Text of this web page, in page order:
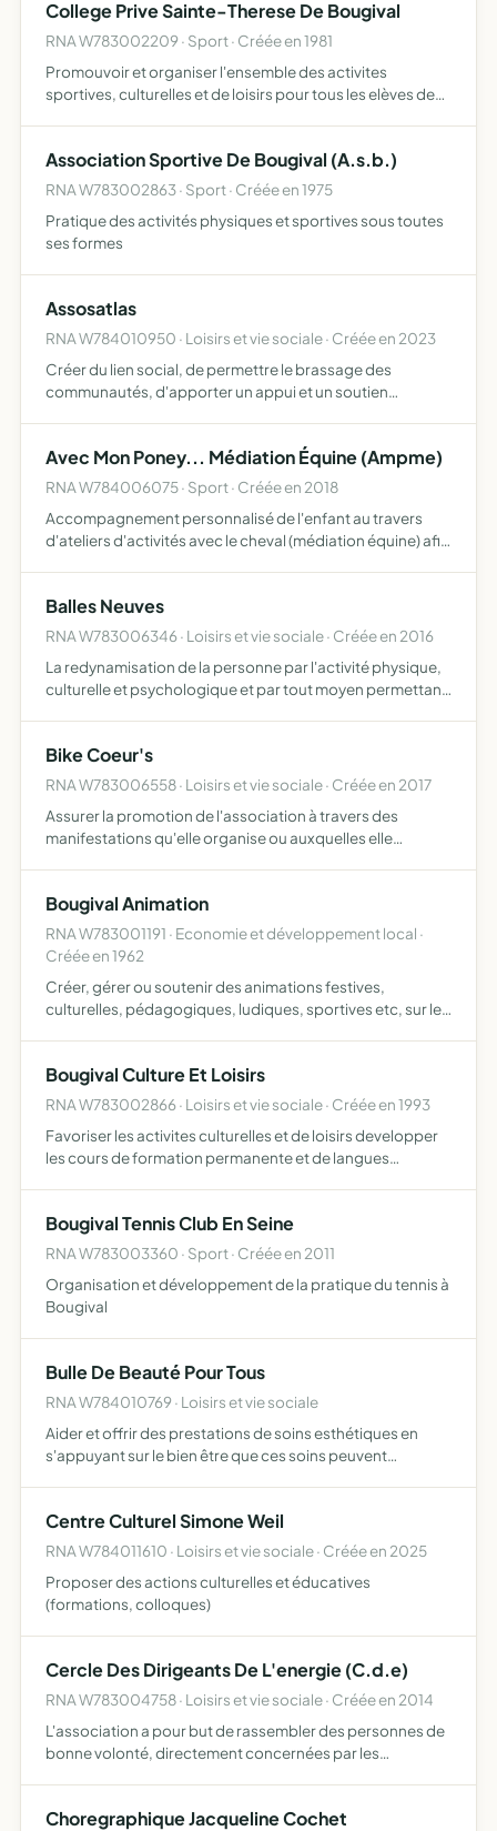
College Prive Sainte-Therese De Bougival
RNA W783002209 · Sport · Créée en 1981
Promouvoir et organiser l'ensemble des activites
sportives, culturelles et de loisirs pour tous les elèves de
Association Sportive De Bougival (A.s.b.)
RNA W783002863 · Sport · Créée en 1975
Pratique des activités physiques et sportives sous toutes
ses formes
Assosatlas
RNA W784010950 · Loisirs et vie sociale · Créée en 2023
Créer du lien social, de permettre le brassage des
communautés, d'apporter un appui et un soutien
de donner la possi…
Avec Mon Poney... Médiation Équine (Ampme)
RNA W784006075 · Sport · Créée en 2018
Accompagnement personnalisé de l'enfant au travers
d'ateliers d'activités avec le cheval (médiation équine) afin
Balles Neuves
RNA W783006346 · Loisirs et vie sociale · Créée en 2016
La redynamisation de la personne par l'activité physique,
culturelle et psychologique et par tout moyen permettant
pro…
Bike Coeur's
RNA W783006558 · Loisirs et vie sociale · Créée en 2017
Assurer la promotion de l'association à travers des
manifestations qu'elle organise ou auxquelles elle
concernant…
Bougival Animation
RNA W783001191 · Economie et développement local ·
Créée en 1962
Créer, gérer ou soutenir des animations festives,
culturelles, pédagogiques, ludiques, sportives etc, sur le
Bougival Culture Et Loisirs
RNA W783002866 · Loisirs et vie sociale · Créée en 1993
Favoriser les activites culturelles et de loisirs developper
les cours de formation permanente et de langues
Bougival Tennis Club En Seine
RNA W783003360 · Sport · Créée en 2011
Organisation et développement de la pratique du tennis à
Bougival
Bulle De Beauté Pour Tous
RNA W784010769 · Loisirs et vie sociale
Aider et offrir des prestations de soins esthétiques en
s'appuyant sur le bien être que ces soins peuvent
pers…
Centre Culturel Simone Weil
RNA W784011610 · Loisirs et vie sociale · Créée en 2025
Proposer des actions culturelles et éducatives
(formations, colloques)
Cercle Des Dirigeants De L'energie (C.d.e)
RNA W783004758 · Loisirs et vie sociale · Créée en 2014
L'association a pour but de rassembler des personnes de
bonne volonté, directement concernées par les
res…
Choregraphique Jacqueline Cochet